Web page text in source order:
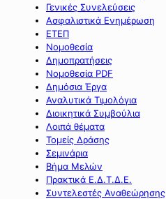
Γενικές Συνελεύσεις
Ασφαλιστικά Ενημέρωση
ΕΤΕΠ
Νομοθεσία
Δημοπρατήσεις
Νομοθεσία PDF
Δημόσια Έργα
Αναλυτικά Τιμολόγια
Διοικητικά Συμβούλια
Λοιπά θέματα
Τομείς Δράσης
Σεμινάρια
Βήμα Μελών
Πρακτικά Ε.Δ.Τ.Δ.Ε.
Συντελεστές Αναθεώρησης